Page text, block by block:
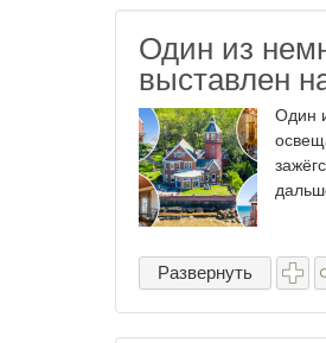
Один из
выставлен
Один
Развернуть